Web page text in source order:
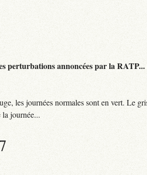
perturbations annoncées par la RATP...
les journées normales sont en vert. Le
la journée...